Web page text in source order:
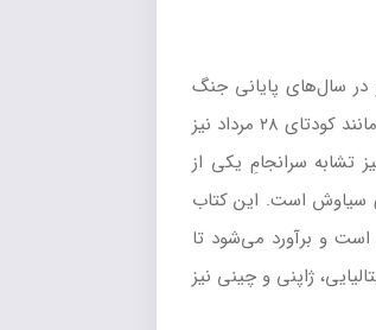
شد. داستان سووشون در شیراز و در سال‌های پایانی جنگ
جهانی دوم رخ می‌دهد و فضای اجتماعی سال‌های ۱۳۲۰ تا ۱۳۲۵ را ترسیم می‌کند. به عقیدهٔ بعضی از منتقدان، برخی از وقایع تاریخی دههٔ ۱۳۳۰ مانند کودتای ۲۸ مرداد نیز
نام‌گذاری این کتاب، نیز تشابه سرانجامِ یکی از
سیاوش است. این کتاب
در ایران است و برآورد می‌شود تا
ژاپنی و چینی نیز